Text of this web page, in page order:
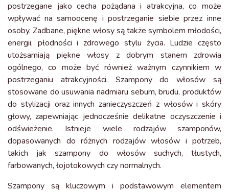
postrzegane jako cecha pożądana i atrakcyjna, co może
wpływać na samoocenę i postrzeganie siebie przez inne
osoby. Zadbane, piękne włosy są także symbolem młodości,
energii, płodności i zdrowego stylu życia. Ludzie często
utożsamiają piękne włosy z dobrym stanem zdrowia
ogólnego, co może być również ważnym czynnikiem w
postrzeganiu atrakcyjności. Szampony do włosów są
stosowane do usuwania nadmiaru sebum, brudu, produktów
do stylizacji oraz innych zanieczyszczeń z włosów i skóry
głowy, zapewniając jednocześnie delikatne oczyszczenie i
odświeżenie. Istnieje wiele rodzajów szamponów,
dopasowanych do różnych rodzajów włosów i potrzeb,
takich jak szampony do włosów suchych, tłustych,
farbowanych, łojotokowych czy normalnych.
Szampony są kluczowym i podstawowym elementem